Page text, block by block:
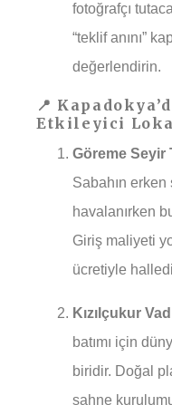
fotoğrafçı
“teklif anını”
değerlendirin.
📍
Etkileyici
Göreme Seyir
Sabahın
havalanırken
Giriş maliyeti
ücretiyle
Kızılçukur
batımı için
biridir. Doğal
sahne